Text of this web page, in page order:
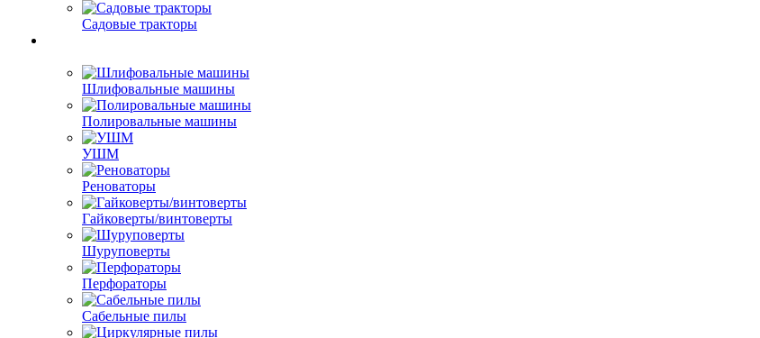
Садовые тракторы
Шлифовальные машины
Полировальные машины
УШМ
Реноваторы
Гайковерты/винтоверты
Шуруповерты
Перфораторы
Сабельные пилы